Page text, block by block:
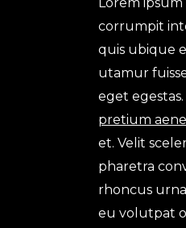
corrumpit
quis ubique
utamur
eget
pretium
et. Velit
pharetra
rhoncus
eu volutpat